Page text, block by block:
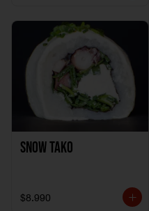
Snow Tako
$8.990